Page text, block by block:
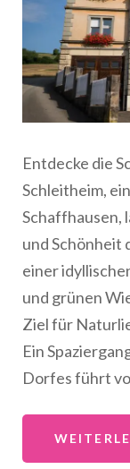
Entdecke die
Schleitheim,
Schaffhausen,
und Schönheit
einer
und grünen
Ziel für
Ein
Dorfes führt